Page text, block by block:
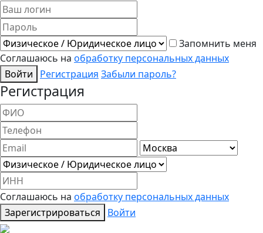
Запомнить меня
Соглашаюсь на обработку персональных данных
Войти
Регистрация Забыли пароль?
Регистрация
Соглашаюсь на обработку персональных данных
Зарегистрироваться
Войти